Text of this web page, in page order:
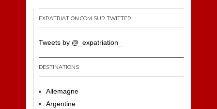
EXPATRIATION.COM SUR TWITTER
Tweets by @_expatriation_
DESTINATIONS
Allemagne
Argentine